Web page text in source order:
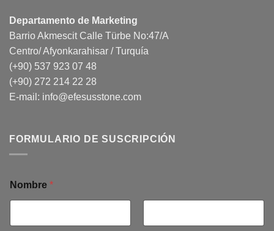
Departamento de Marketing
Barrio Akmescit Calle Türbe No:47/A
Centro/ Afyonkarahisar / Turquía
(+90) 537 923 07 48
(+90) 272 214 22 28
E-mail: info@efesusstone.com
FORMULARIO DE SUSCRIPCIÓN
Nombre *